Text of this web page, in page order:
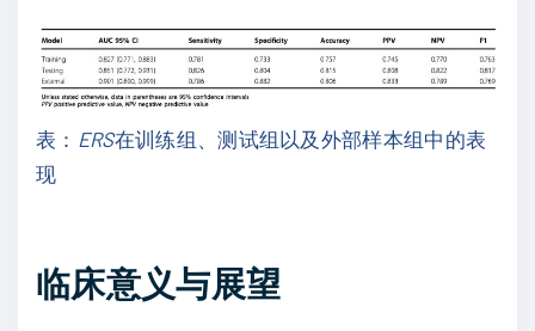
表： ERS在训练组、测试组以及外部样本组中的表
现
临床意义与展望